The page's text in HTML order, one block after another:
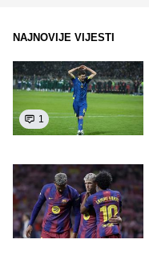
NAJNOVIJE VIJESTI
1